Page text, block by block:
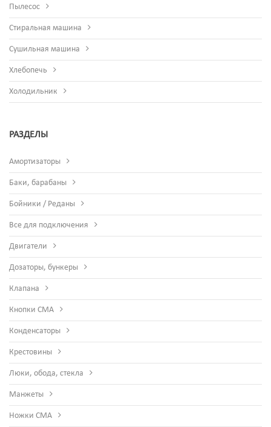
Пылесос
Стиральная машина
Сушильная машина
Хлебопечь
Холодильник
РАЗДЕЛЫ
Амортизаторы
Баки, барабаны
Бойники / Реданы
Все для подключения
Двигатели
Дозаторы, бункеры
Клапана
Кнопки СМА
Конденсаторы
Крестовины
Люки, обода, стекла
Манжеты
Ножки СМА